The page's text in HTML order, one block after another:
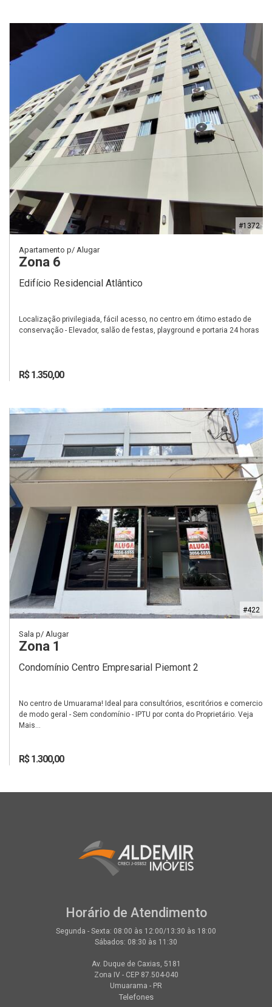
#1372
Apartamento p/ Alugar
Zona 6
Edifício Residencial Atlântico
Localização privilegiada, fácil acesso, no centro em ótimo estado de
conservação - Elevador, salão de festas, playground e portaria 24 horas
R$ 1.350,00
#422
Sala p/ Alugar
Zona 1
Condomínio Centro Empresarial Piemont 2
No centro de Umuarama! Ideal para consultórios, escritórios e comercio
de modo geral - Sem condomínio - IPTU por conta do Proprietário. Veja
Mais...
R$ 1.300,00
Horário de Atendimento
Segunda - Sexta: 08:00 às 12:00/13:30 às 18:00
Sábados: 08:30 às 11:30
Av. Duque de Caxias, 5181
Zona IV - CEP 87.504-040
Umuarama - PR
Telefones